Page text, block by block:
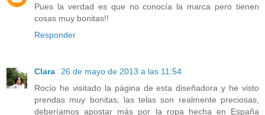
Pues la verdad es que no conocía la marca pero tienen
cosas muy bonitas!!
Responder
Clara
26 de mayo de 2013 a las 11:54
Rocío he visitado la página de esta diseñadora y he visto
prendas muy bonitas, las telas son realmente preciosas,
deberíamos apostar más por la ropa hecha en España